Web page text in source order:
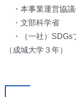
・本事業運営協
・文部科学省
・（一社）SDGs
（成城大学３年）